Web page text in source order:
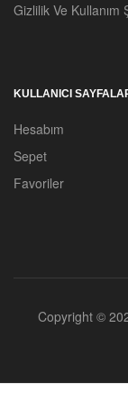
Gizlilik Ve Kullanım
KULLANICI
Hesabım
Sepet
Favoriler
Copyright ©